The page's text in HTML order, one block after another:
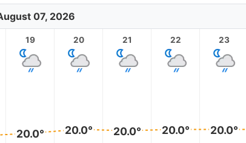
07, 2026
19
20.0°
20
20.0°
21
20.0°
22
20.0°
23
20.0°